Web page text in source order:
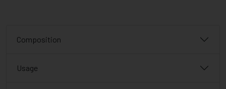
Composition
Usage